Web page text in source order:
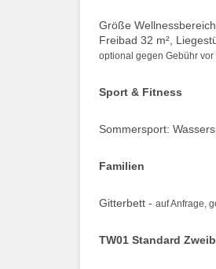
Größe
Freibad 32 m²,
optional gegen Gebühr vor
Sport & Fitness
Sommersport:
Familien
Gitterbett - auf Anfrage,
TW01 Standard